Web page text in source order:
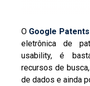
O Google Patents
eletrônica de
usability, é
recursos de
de dados e ainda